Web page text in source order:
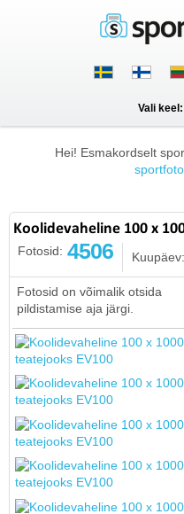
Vali keel:
Hei! Esmakordselt
Koolidevaheline 100 x
Fotosid: 4506
Fotosid on võimalik otsida
pildistamise aja järgi.